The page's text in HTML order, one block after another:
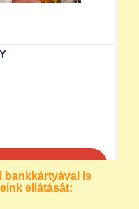
bankkártyával is
ellátását: